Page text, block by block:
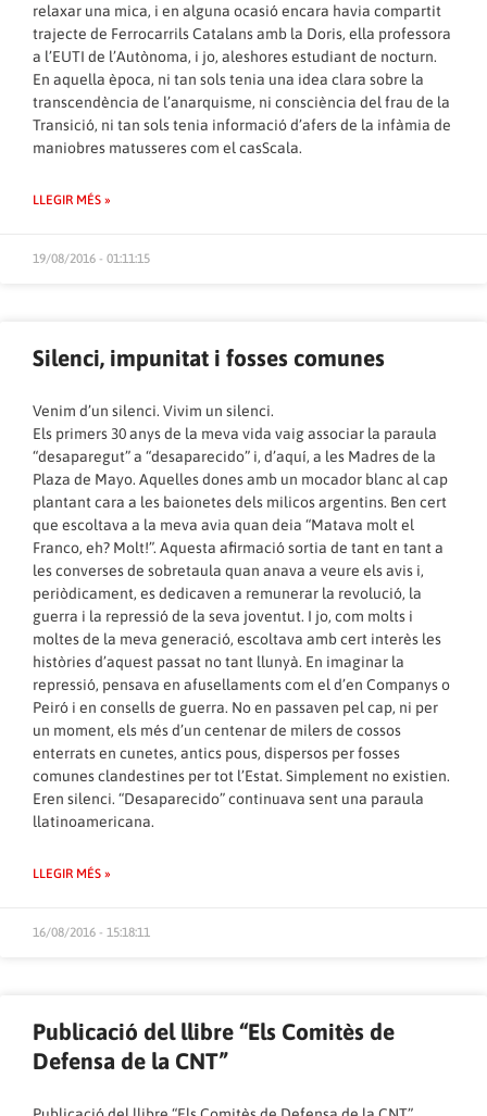
relaxar una mica, i en alguna ocasió encara havia compartit
trajecte de Ferrocarrils Catalans amb la Doris, ella professora
a l’EUTI de l’Autònoma, i jo, aleshores estudiant de nocturn.
En aquella època, ni tan sols tenia una idea clara sobre la
transcendència de l’anarquisme, ni consciència del frau de la
Transició, ni tan sols tenia informació d’afers de la infàmia de
maniobres matusseres com el casScala.
LLEGIR MÉS »
19/08/2016 - 01:11:15
Silenci, impunitat i fosses comunes
Venim d’un silenci. Vivim un silenci.
Els primers 30 anys de la meva vida vaig associar la paraula
“desaparegut” a “desaparecido” i, d’aquí, a les Madres de la
Plaza de Mayo. Aquelles dones amb un mocador blanc al cap
plantant cara a les baionetes dels milicos argentins. Ben cert
que escoltava a la meva avia quan deia “Matava molt el
Franco, eh? Molt!”. Aquesta afirmació sortia de tant en tant a
les converses de sobretaula quan anava a veure els avis i,
periòdicament, es dedicaven a remunerar la revolució, la
guerra i la repressió de la seva joventut. I jo, com molts i
moltes de la meva generació, escoltava amb cert interès les
històries d’aquest passat no tant llunyà. En imaginar la
repressió, pensava en afusellaments com el d’en Companys o
Peiró i en consells de guerra. No en passaven pel cap, ni per
un moment, els més d’un centenar de milers de cossos
enterrats en cunetes, antics pous, dispersos per fosses
comunes clandestines per tot l’Estat. Simplement no existien.
Eren silenci. “Desaparecido” continuava sent una paraula
llatinoamericana.
LLEGIR MÉS »
16/08/2016 - 15:18:11
Publicació del llibre “Els Comitès de
Defensa de la CNT”